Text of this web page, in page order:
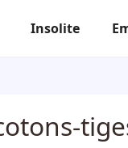
Insolite